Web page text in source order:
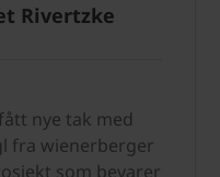
Rivertzke
nye tak med
fra wienerberger
som bevarer